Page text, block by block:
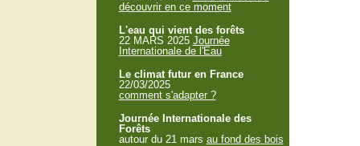
découvrir en ce moment
L'eau qui vient des forêts
22 MARS 2025 Journée
Internationale de l'Eau
Le climat futur en France
22/03/2025
comment s'adapter ?
Journée Internationale des
Forêts
autour du 21 mars au fond des bois